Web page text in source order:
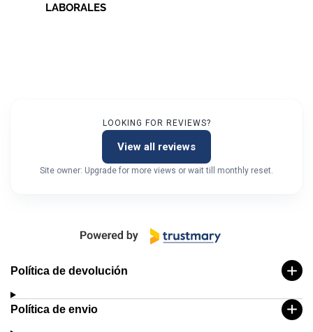
LABORALES
LOOKING FOR REVIEWS?
View all reviews
Site owner: Upgrade for more views or wait till monthly reset.
Política de devolución
Política de envio